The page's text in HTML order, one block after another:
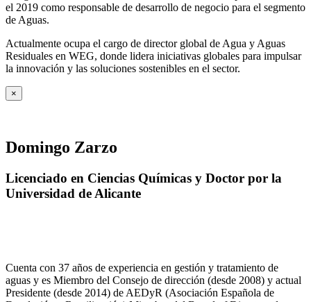
el 2019 como responsable de desarrollo de negocio para el segmento
de Aguas.
Actualmente ocupa el cargo de director global de Agua y Aguas
Residuales en WEG, donde lidera iniciativas globales para impulsar
la innovación y las soluciones sostenibles en el sector.
×
Domingo Zarzo
Licenciado en Ciencias Químicas y Doctor por la
Universidad de Alicante
Cuenta con 37 años de experiencia en gestión y tratamiento de
aguas y es Miembro del Consejo de dirección (desde 2008) y actual
Presidente (desde 2014) de AEDyR (Asociación Española de